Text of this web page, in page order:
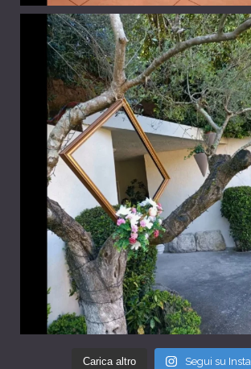
Carica altro Segui su